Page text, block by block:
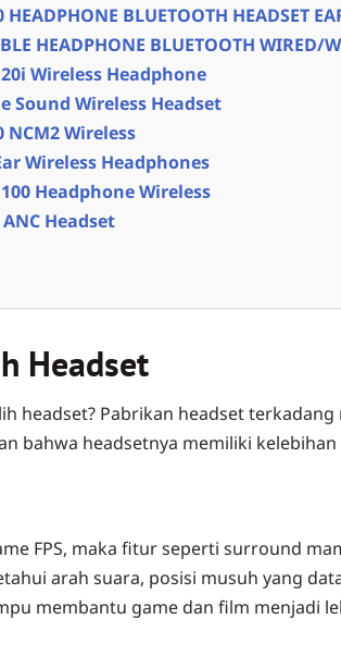
BLUETOOTH HEADSET
HEADPHONE BLUETOOTH WIRED/
Wireless Headphone
Sound Wireless Headset
NCM2 Wireless
Wireless Headphones
Headphone Wireless
ANC Headset
Headset
headset? Pabrikan headset
bahwa headsetnya memiliki kelebihan
FPS, maka fitur seperti surround
arah suara, posisi musuh yang
membantu game dan film menjadi